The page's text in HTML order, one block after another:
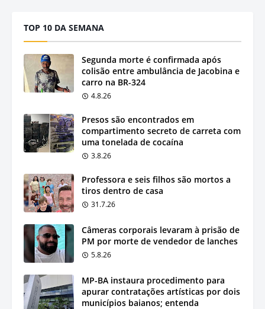
TOP 10 DA SEMANA
Segunda morte é confirmada após
colisão entre ambulância de Jacobina e
carro na BR-324
4.8.26
Presos são encontrados em
compartimento secreto de carreta com
uma tonelada de cocaína
3.8.26
Professora e seis filhos são mortos a
tiros dentro de casa
31.7.26
Câmeras corporais levaram à prisão de
PM por morte de vendedor de lanches
5.8.26
MP-BA instaura procedimento para
apurar contratações artísticas por dois
municípios baianos; entenda